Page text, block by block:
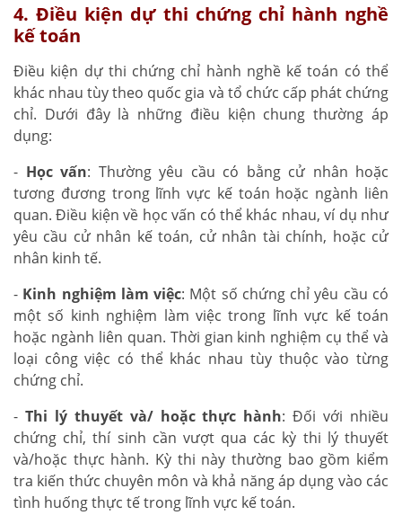
4. Điều kiện dự thi chứng chỉ hành nghề
kế toán
Điều kiện dự thi chứng chỉ hành nghề kế toán có thể
khác nhau tùy theo quốc gia và tổ chức cấp phát chứng
chỉ. Dưới đây là những điều kiện chung thường áp
dụng:
- Học vấn: Thường yêu cầu có bằng cử nhân hoặc
tương đương trong lĩnh vực kế toán hoặc ngành liên
quan. Điều kiện về học vấn có thể khác nhau, ví dụ như
yêu cầu cử nhân kế toán, cử nhân tài chính, hoặc cử
nhân kinh tế.
- Kinh nghiệm làm việc: Một số chứng chỉ yêu cầu có
một số kinh nghiệm làm việc trong lĩnh vực kế toán
hoặc ngành liên quan. Thời gian kinh nghiệm cụ thể và
loại công việc có thể khác nhau tùy thuộc vào từng
chứng chỉ.
- Thi lý thuyết và/ hoặc thực hành: Đối với nhiều
chứng chỉ, thí sinh cần vượt qua các kỳ thi lý thuyết
và/hoặc thực hành. Kỳ thi này thường bao gồm kiểm
tra kiến thức chuyên môn và khả năng áp dụng vào các
tình huống thực tế trong lĩnh vực kế toán.